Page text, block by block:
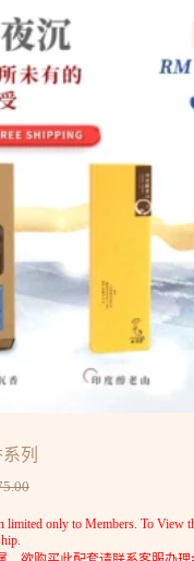
列
limited only to Members. To View